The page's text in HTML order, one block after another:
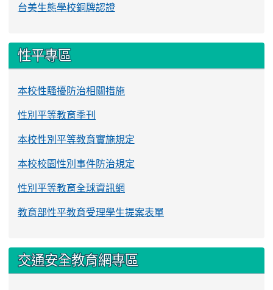
台美生態學校銅牌認證
性平專區
本校性騷擾防治相關措施
性別平等教育季刊
本校性別平等教育實施規定
本校校園性別事件防治規定
性別平等教育全球資訊網
教育部性平教育受理學生提案表單
交通安全教育網專區